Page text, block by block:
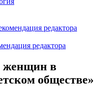
редактора
редактора
женщин в
обществе»